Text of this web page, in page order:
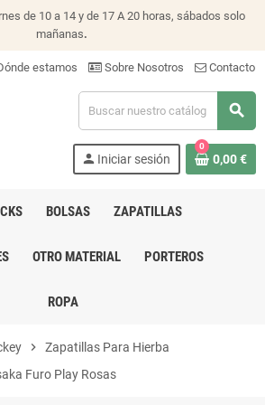
de 10 a 14 y de 17 A 20 horas, sábados solo
mañanas.
estamos Sobre Nosotros Contacto
search
person Iniciar sesión
0
0,00 €
BOLSAS ZAPATILLAS
OTRO MATERIAL PORTEROS
ROPA
chevron_right
Zapatillas Para Hierba
Furo Play Rosas